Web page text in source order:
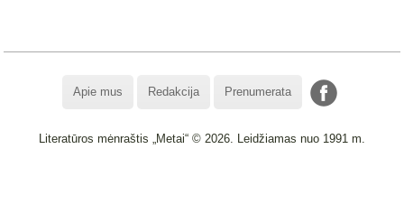
Apie mus Redakcija Prenumerata
Literatūros mėnraštis „Metai“ © 2026. Leidžiamas nuo 1991 m.